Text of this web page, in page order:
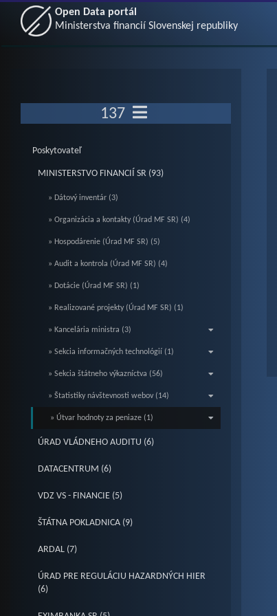
Open Data portál
Ministerstva financií Slovenskej republiky
137
Poskytovateľ
MINISTERSTVO FINANCIÍ SR (93)
» Dátový inventár (3)
» Organizácia a kontakty (Úrad MF SR) (4)
» Hospodárenie (Úrad MF SR) (5)
» Audit a kontrola (Úrad MF SR) (4)
» Dotácie (Úrad MF SR) (1)
» Realizované projekty (Úrad MF SR) (1)
» Kancelária ministra (3)
» Sekcia informačných technológií (1)
» Sekcia štátneho výkazníctva (56)
» Štatistiky návštevnosti webov (14)
» Útvar hodnoty za peniaze (1)
ÚRAD VLÁDNEHO AUDITU (6)
DATACENTRUM (6)
VDZ VS - FINANCIE (5)
ŠTÁTNA POKLADNICA (9)
ARDAL (7)
ÚRAD PRE REGULÁCIU HAZARDNÝCH HIER
(6)